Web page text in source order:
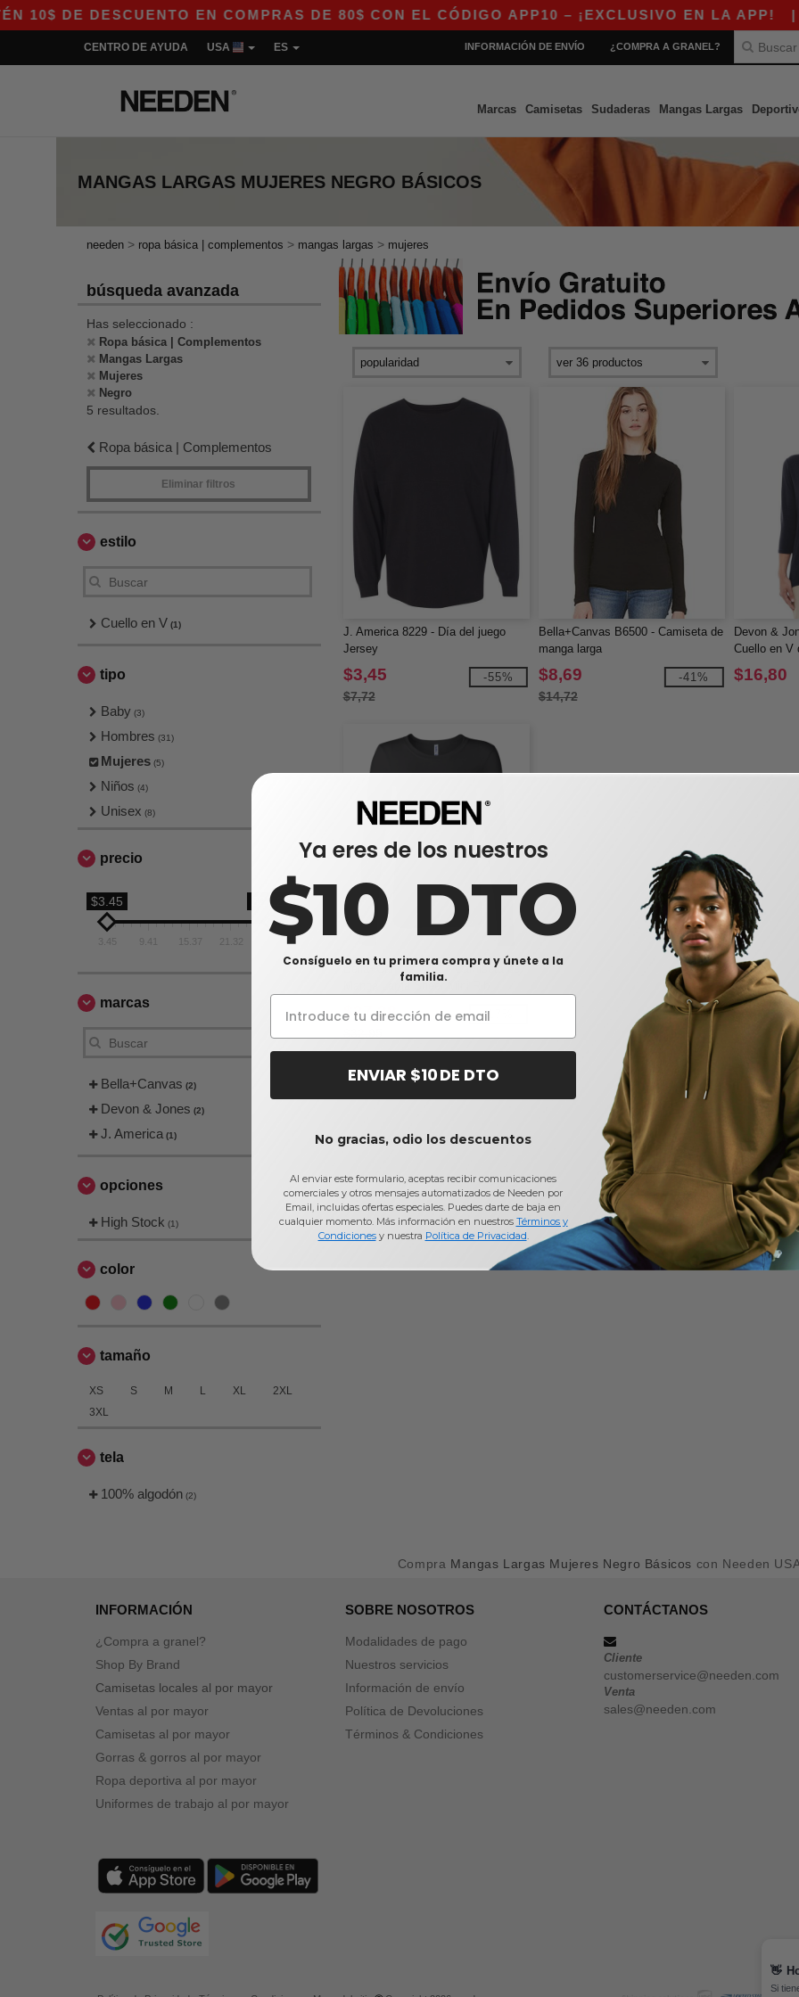
DE DESCUENTO EN COMPRAS DE 80$ CON EL CÓDIGO APP10 – ¡EXCLUSIVO EN LA APP!|
CENTRO DE AYUDA USA ES INFORMACIÓN DE ENVÍO ¿COMPRA A GRANEL?
Marcas Camisetas Sudaderas Mangas Largas
MANGAS LARGAS MUJERES NEGRO BÁSICOS
needen > ropa básica | complementos > mangas largas > mujeres
búsqueda avanzada
Has seleccionado :
Ropa básica | Complementos
Mangas Largas
Mujeres
Negro
5 resultados.
Ropa básica | Complementos
Eliminar filtros
estilo
Cuello en V (1)
tipo
Baby (3)
Hombres (31)
Mujeres (5)
Niños (4)
Unisex (8)
precio
$3.45 $27.28
3.45 9.41 15.37 21.32
marcas
Bella+Canvas (2)
Devon & Jones (2)
J. America (1)
opciones
High Stock (1)
color
tamaño
XS S M L XL
2XL
3XL
tela
100% algodón (2)
J. America 8229 - Día del juego
Jersey
$3,45
$7,72
-55%
Bella+Canvas B6500 - Camiseta de
manga larga
$8,69
$14,72
-41%
Devon &
Cuello en V
Perfect Fit
$16,80
Bella+Canvas 8751 - Camiseta de
$27,28 -17%
Compra Mangas Largas Mujeres Negro Básicos con Needen
INFORMACIÓN
¿Compra a granel?
Shop By Brand
Camisetas locales al por mayor
Ventas al por mayor
Camisetas al por mayor
Gorras & gorros al por mayor
Ropa deportiva al por mayor
Uniformes de trabajo al por mayor
SOBRE NOSOTROS
Modalidades de pago
Nuestros servicios
Información de envío
Política de Devoluciones
Términos & Condiciones
CONTÁCTANOS
Cliente
customerservice@needen.com
Venta
sales@needen.com
👋
Si
Ya eres de los nuestros
$10 DTO
Consíguelo en tu primera compra y únete a la
familia.
ENVIAR $10 DE DTO
No gracias, odio los descuentos
Al enviar este formulario, aceptas recibir comunicaciones
comerciales y otros mensajes automatizados de Needen por
Email, incluidas ofertas especiales. Puedes darte de baja en
cualquier momento. Más información en nuestros Términos y
Condicionesy nuestra Política de Privacidad.